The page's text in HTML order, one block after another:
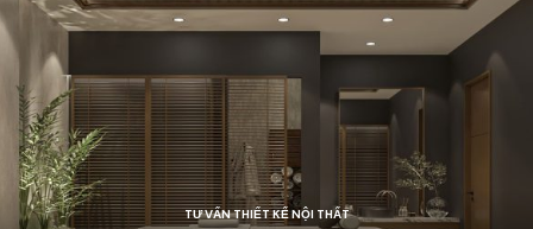
TƯ VẤN THIẾT KẾ NỘI THẤT